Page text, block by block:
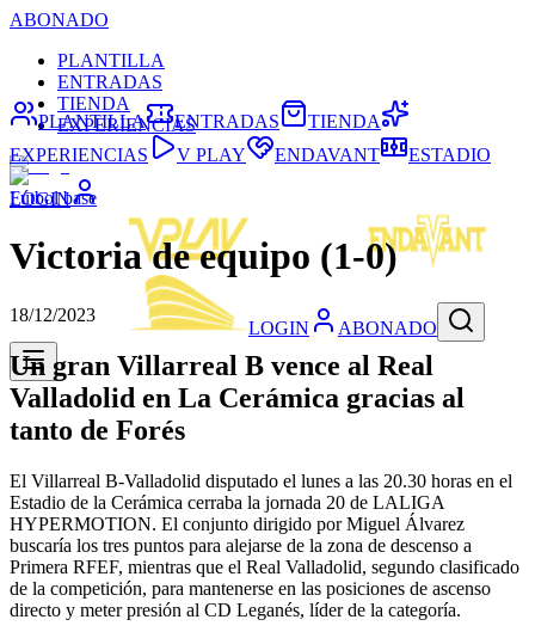
ABONADO
PLANTILLA
ENTRADAS
TIENDA
EXPERIENCIAS
LOGIN
LOGIN ABONADO
PLANTILLA ENTRADAS
TIENDA
EXPERIENCIAS
V PLAY ENDAVANT ESTADIO
Fútbol base
Victoria de equipo (1-0)
18/12/2023
Un gran Villarreal B vence al Real
Valladolid en La Cerámica gracias al
tanto de Forés
El Villarreal B-Valladolid disputado el lunes a las 20.30 horas en el
Estadio de la Cerámica cerraba la jornada 20 de LALIGA
HYPERMOTION. El conjunto dirigido por Miguel Álvarez
buscaría los tres puntos para alejarse de la zona de descenso a
Primera RFEF, mientras que el Real Valladolid, segundo clasificado
de la competición, para mantenerse en las posiciones de ascenso
directo y meter presión al CD Leganés, líder de la categoría.